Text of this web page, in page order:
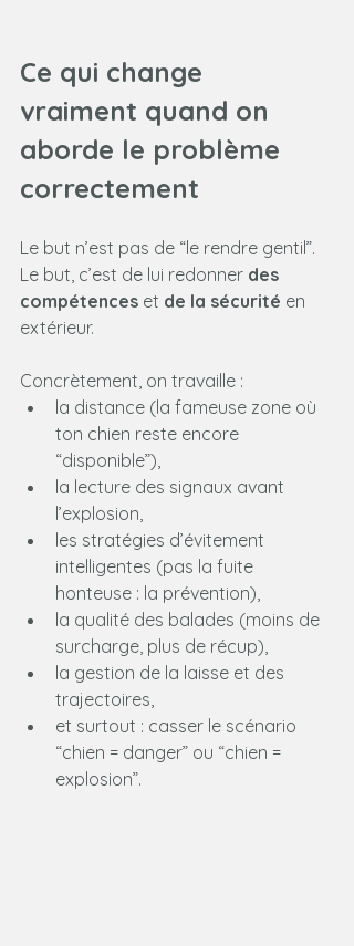
Ce qui change
vraiment quand on
aborde le problème
correctement
Le but n’est pas de “le rendre gentil”.
Le but, c’est de lui redonner des
compétences et de la sécurité en
extérieur.
Concrètement, on travaille :
la distance (la fameuse zone où
ton chien reste encore
“disponible”),
la lecture des signaux avant
l’explosion,
les stratégies d’évitement
intelligentes (pas la fuite
honteuse : la prévention),
la qualité des balades (moins de
surcharge, plus de récup),
la gestion de la laisse et des
trajectoires,
et surtout : casser le scénario
“chien = danger” ou “chien =
explosion”.